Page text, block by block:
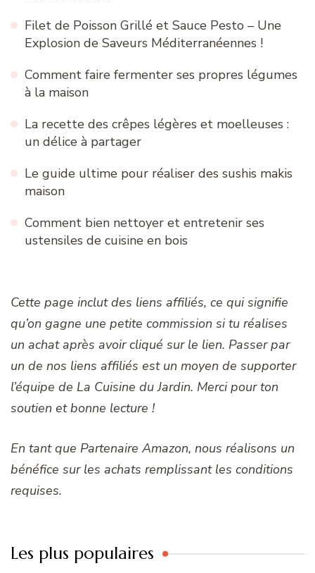
Filet de Poisson Grillé et Sauce Pesto – Une
Explosion de Saveurs Méditerranéennes !
Comment faire fermenter ses propres légumes
à la maison
La recette des crêpes légères et moelleuses :
un délice à partager
Le guide ultime pour réaliser des sushis makis
maison
Comment bien nettoyer et entretenir ses
ustensiles de cuisine en bois
Cette page inclut des liens affiliés, ce qui signifie
qu’on gagne une petite commission si tu réalises
un achat après avoir cliqué sur le lien. Passer par
un de nos liens affiliés est un moyen de supporter
l’équipe de La Cuisine du Jardin. Merci pour ton
soutien et bonne lecture !
En tant que Partenaire Amazon, nous réalisons un
bénéfice sur les achats remplissant les conditions
requises.
Les plus populaires